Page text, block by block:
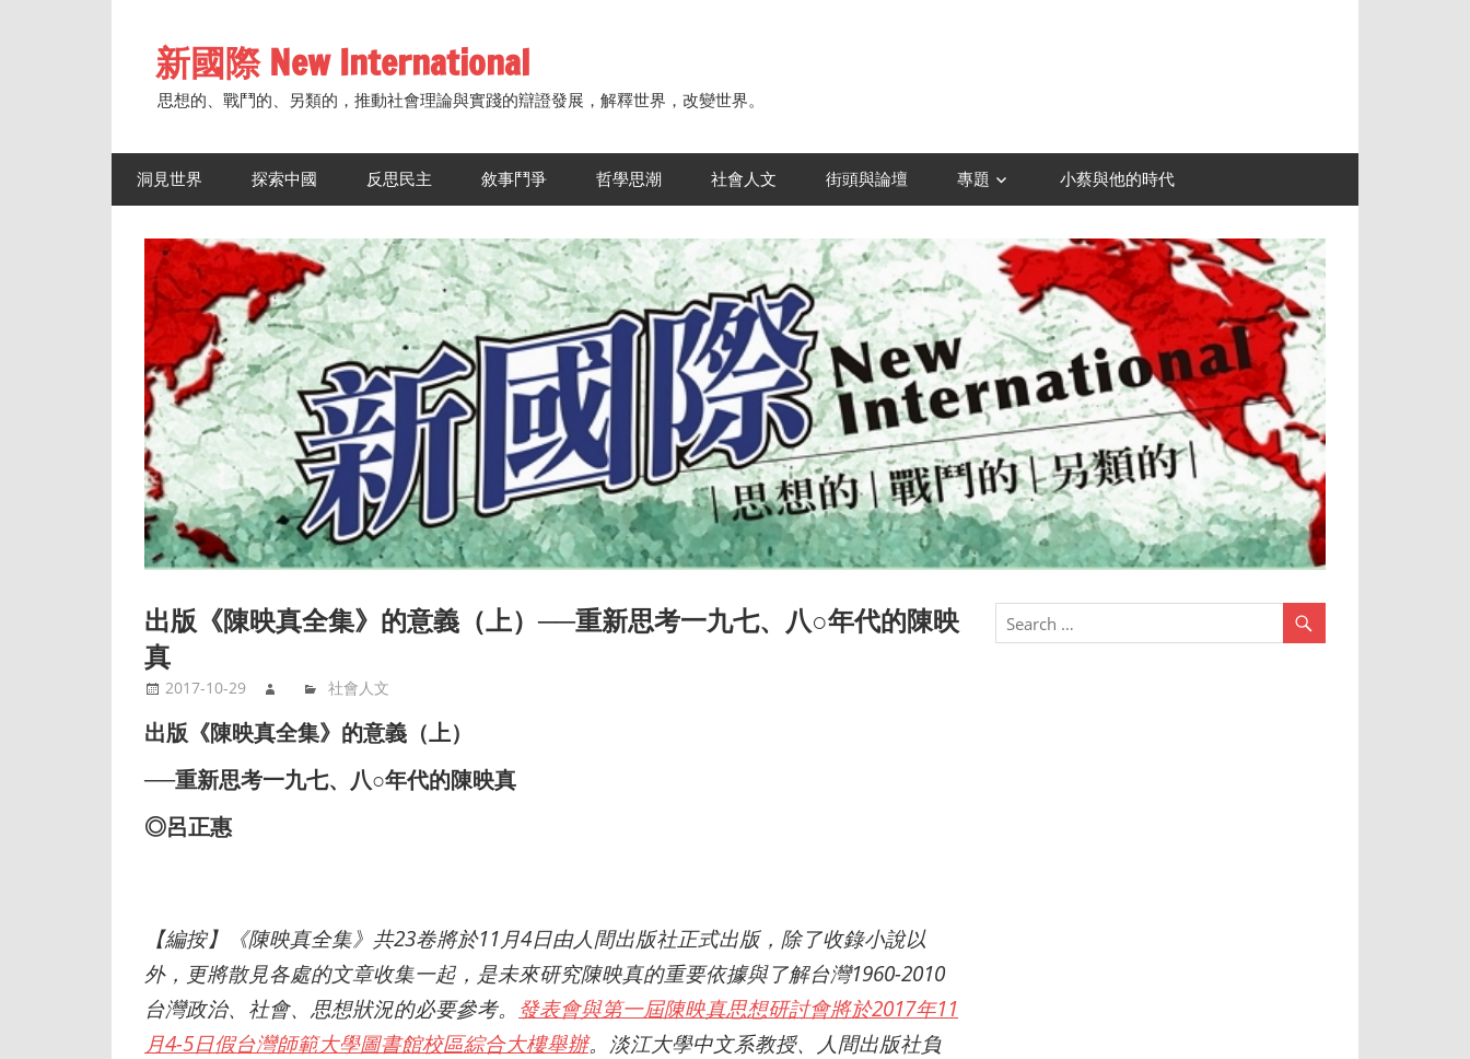
content新國際 New International
思想的、戰鬥的、另類的，推動社會理論與實踐的辯證發展，解釋世界，改變世界。
洞見世界 探索中國 反思民主 敘事鬥爭 哲學思潮 社會人文 街頭與論壇 專題 小蔡與他的時代
出版《陳映真全集》的意義（上）──重新思考一九七、八○年代的陳映
真
2017-10-29 社會人文
出版《陳映真全集》的意義（上）
──重新思考一九七、八○年代的陳映真
◎呂正惠
【編按】《陳映真全集》共23卷將於11月4日由人間出版社正式出版，除了收錄小說以
外，更將散見各處的文章收集一起，是未來研究陳映真的重要依據與了解台灣1960-2010
台灣政治、社會、思想狀況的必要參考。 發表會與第一屆陳映真思想研討會將於2017年11
月4-5日假台灣師範大學圖書館校區綜合大樓舉辦。淡江大學中文系教授、人間出版社負